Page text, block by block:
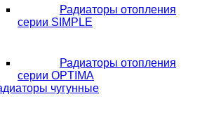
Радиаторы отопления
серии SIMPLE
Радиаторы отопления
серии OPTIMA
чугунные